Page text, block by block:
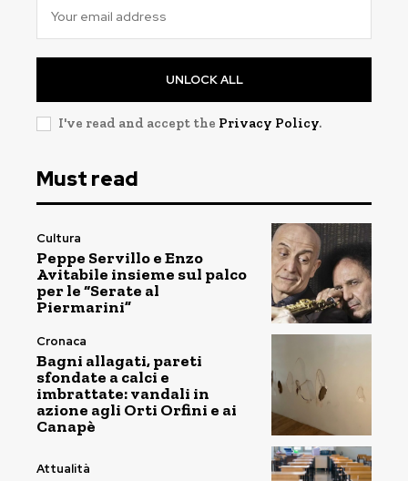
UNLOCK ALL
I've read and accept the Privacy Policy.
Must read
Cultura
Peppe Servillo e Enzo
Avitabile insieme sul palco
per le “Serate al
Piermarini”
Cronaca
Bagni allagati, pareti
sfondate a calci e
imbrattate: vandali in
azione agli Orti Orfini e ai
Canapè
Attualità